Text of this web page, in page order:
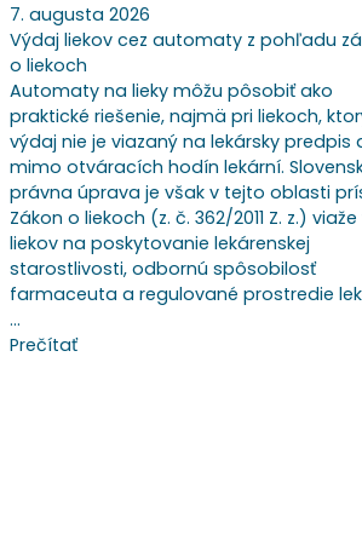
7. augusta 2026
Výdaj liekov cez automaty z pohľadu
o liekoch
Automaty na lieky môžu pôsobiť ako
praktické riešenie, najmä pri liekoch,
výdaj nie je viazaný na lekársky predpis
mimo otváracích hodín lekární.
právna úprava je však v tejto oblasti
Zákon o liekoch (z. č. 362/2011 Z. z.)
liekov na poskytovanie lekárenskej
starostlivosti, odbornú spôsobilosť
farmaceuta a regulované prostredie
…
Prečítať